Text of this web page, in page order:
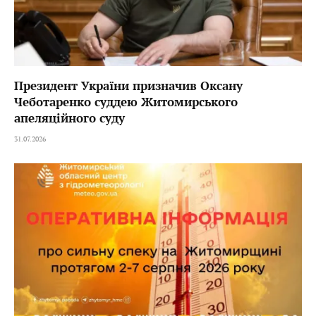
Президент України призначив Оксану
Чеботаренко суддею Житомирського
апеляційного суду
31.07.2026